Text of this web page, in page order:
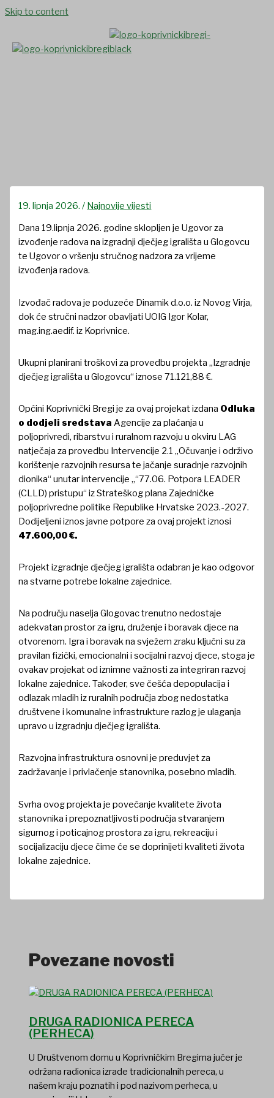
Skip to content
19. lipnja 2026./ Najnovije vijesti
Dana 19.lipnja 2026. godine sklopljen je Ugovor za
izvođenje radova na izgradnji dječjeg igrališta u Glogovcu
te Ugovor o vršenju stručnog nadzora za vrijeme
izvođenja radova.
Izvođač radova je poduzeće Dinamik d.o.o. iz Novog Virja,
dok će stručni nadzor obavljati UOIG Igor Kolar,
mag.ing.aedif. iz Koprivnice.
Ukupni planirani troškovi za provedbu projekta „Izgradnje
dječjeg igrališta u Glogovcu“ iznose 71.121,88 €.
Općini Koprivnički Bregi je za ovaj projekat izdana Odluka
o dodjeli sredstava Agencije za plaćanja u
poljoprivredi, ribarstvu i ruralnom razvoju u okviru LAG
natječaja za provedbu Intervencije 2.1 „Očuvanje i održivo
korištenje razvojnih resursa te jačanje suradnje razvojnih
dionika“ unutar intervencije „“77.06. Potpora LEADER
(CLLD) pristupu“ iz Strateškog plana Zajedničke
poljoprivredne politike Republike Hrvatske 2023.-2027.
Dodijeljeni iznos javne potpore za ovaj projekt iznosi
47.600,00 €.
Projekt izgradnje dječjeg igrališta odabran je kao odgovor
na stvarne potrebe lokalne zajednice.
Na području naselja Glogovac trenutno nedostaje
adekvatan prostor za igru, druženje i boravak djece na
otvorenom. Igra i boravak na svježem zraku ključni su za
pravilan fizički, emocionalni i socijalni razvoj djece, stoga je
ovakav projekat od iznimne važnosti za integriran razvoj
lokalne zajednice. Također, sve češća depopulacija i
odlazak mladih iz ruralnih područja zbog nedostatka
društvene i komunalne infrastrukture razlog je ulaganja
upravo u izgradnju dječjeg igrališta.
Razvojna infrastruktura osnovni je preduvjet za
zadržavanje i privlačenje stanovnika, posebno mladih.
Svrha ovog projekta je povećanje kvalitete života
stanovnika i prepoznatljivosti područja stvaranjem
sigurnog i poticajnog prostora za igru, rekreaciju i
socijalizaciju djece čime će se doprinijeti kvaliteti života
lokalne zajednice.
Povezane novosti
DRUGA RADIONICA PERECA
(PERHECA)
U Društvenom domu u Koprivničkim Bregima jučer je
održana radionica izrade tradicionalnih pereca, u
našem kraju poznatih i pod nazivom perheca, u